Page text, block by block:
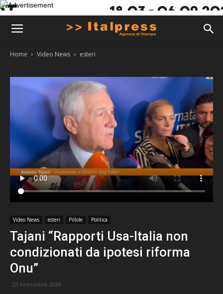
Home Video News esteri
Video News esteri Pillole Politica
Tajani “Rapporti Usa-Italia non
condizionati da ipotesi riforma
Onu”
23 Settembre 2024